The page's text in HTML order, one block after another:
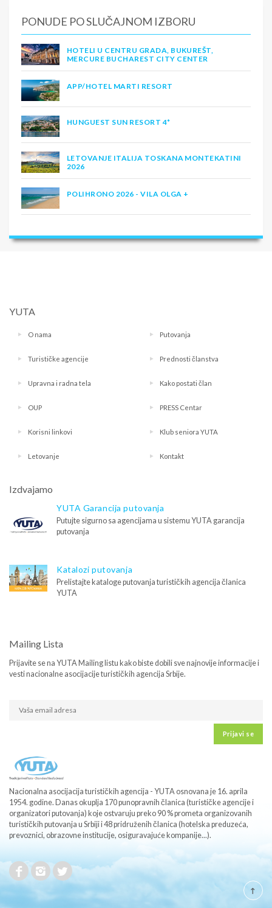
PONUDE PO SLUČAJNOM IZBORU
HOTELI U CENTRU GRADA, BUKUREŠT,
MERCURE BUCHAREST CITY CENTER
APP/HOTEL MARTI RESORT
HUNGUEST SUN RESORT 4*
LETOVANJE ITALIJA TOSKANA MONTEKATINI
2026
POLIHRONO 2026 - VILA OLGA +
YUTA
O nama Putovanja
Turističke agencije Prednosti članstva
Upravna i radna tela Kako postati član
OUP PRESS Centar
Korisni linkovi Klub seniora YUTA
Letovanje Kontakt
Izdvajamo
YUTA Garancija putovanja
Putujte sigurno sa agencijama u sistemu YUTA garancija
putovanja
Katalozi putovanja
Prelistajte kataloge putovanja turističkih agencija članica
YUTA
Mailing Lista
Prijavite se na YUTA Mailing listu kako biste dobili sve najnovije informacije i
vesti nacionalne asocijacije turističkih agencija Srbije.
Prijavi se
Nacionalna asocijacija turističkih agencija - YUTA osnovana je 16. aprila
1954. godine. Danas okuplja 170 punopravnih članica (turističke agencije i
organizatori putovanja) koje ostvaruju preko 90 % prometa organizovanih
turističkih putovanja u Srbiji i 48 pridruženih članica (hotelska preduzeća,
prevoznici, obrazovne institucije, osiguravajuće kompanije...).